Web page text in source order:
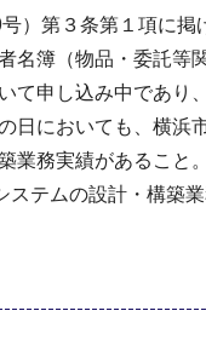
）第３条第１項に
名簿（物品・委託
て申し込み中であ
日においても、横
業務実績があること。
テムの設計・構築業